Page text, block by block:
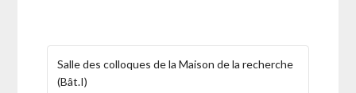
Salle des colloques de la Maison de la recherche
(Bât.I)